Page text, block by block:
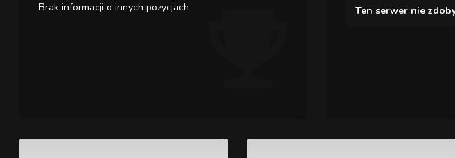
Brak informacji o innych pozycjach Ten serwer nie